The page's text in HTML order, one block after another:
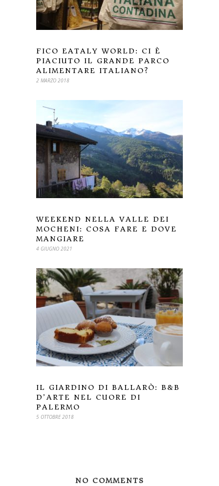
FICO EATALY WORLD: CI È
PIACIUTO IL GRANDE PARCO
ALIMENTARE ITALIANO?
2 MARZO 2018
WEEKEND NELLA VALLE DEI
MOCHENI: COSA FARE E DOVE
MANGIARE
4 GIUGNO 2021
IL GIARDINO DI BALLARÒ: B&B
D’ARTE NEL CUORE DI
PALERMO
5 OTTOBRE 2018
NO COMMENTS